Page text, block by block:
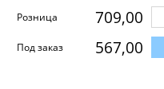
Розница 709,00
Под заказ 567,00